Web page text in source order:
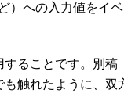
）への入力値をイ
ることです。別稿
も触れたように、